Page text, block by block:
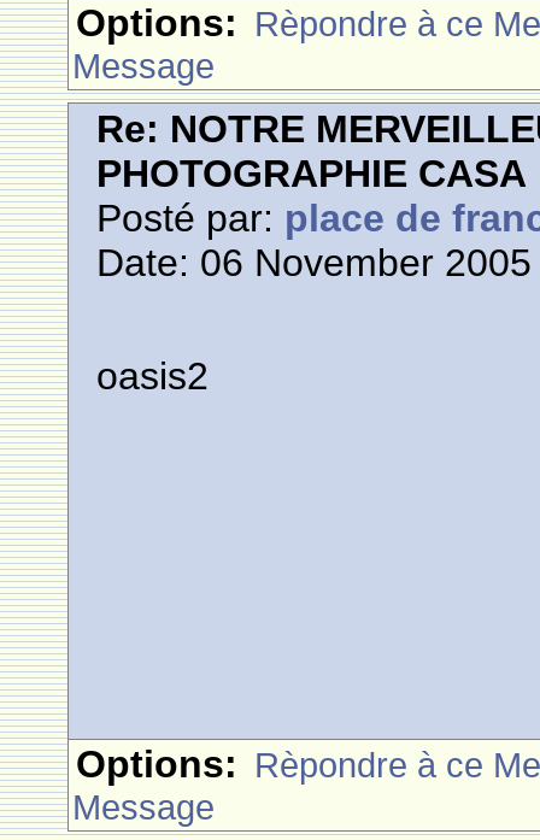
Options: Rèpondre à ce
Message
Re: NOTRE
PHOTOGRAPHIE CASA
Posté par: place de
Date: 06 November
oasis2
Options: Rèpondre à ce
Message